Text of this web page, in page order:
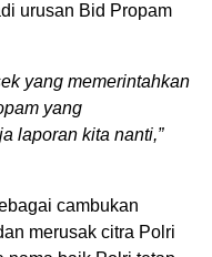
urusan Bid Propam
yang memerintahkan
yang
laporan kita nanti,”
cambukan
merusak citra Polri